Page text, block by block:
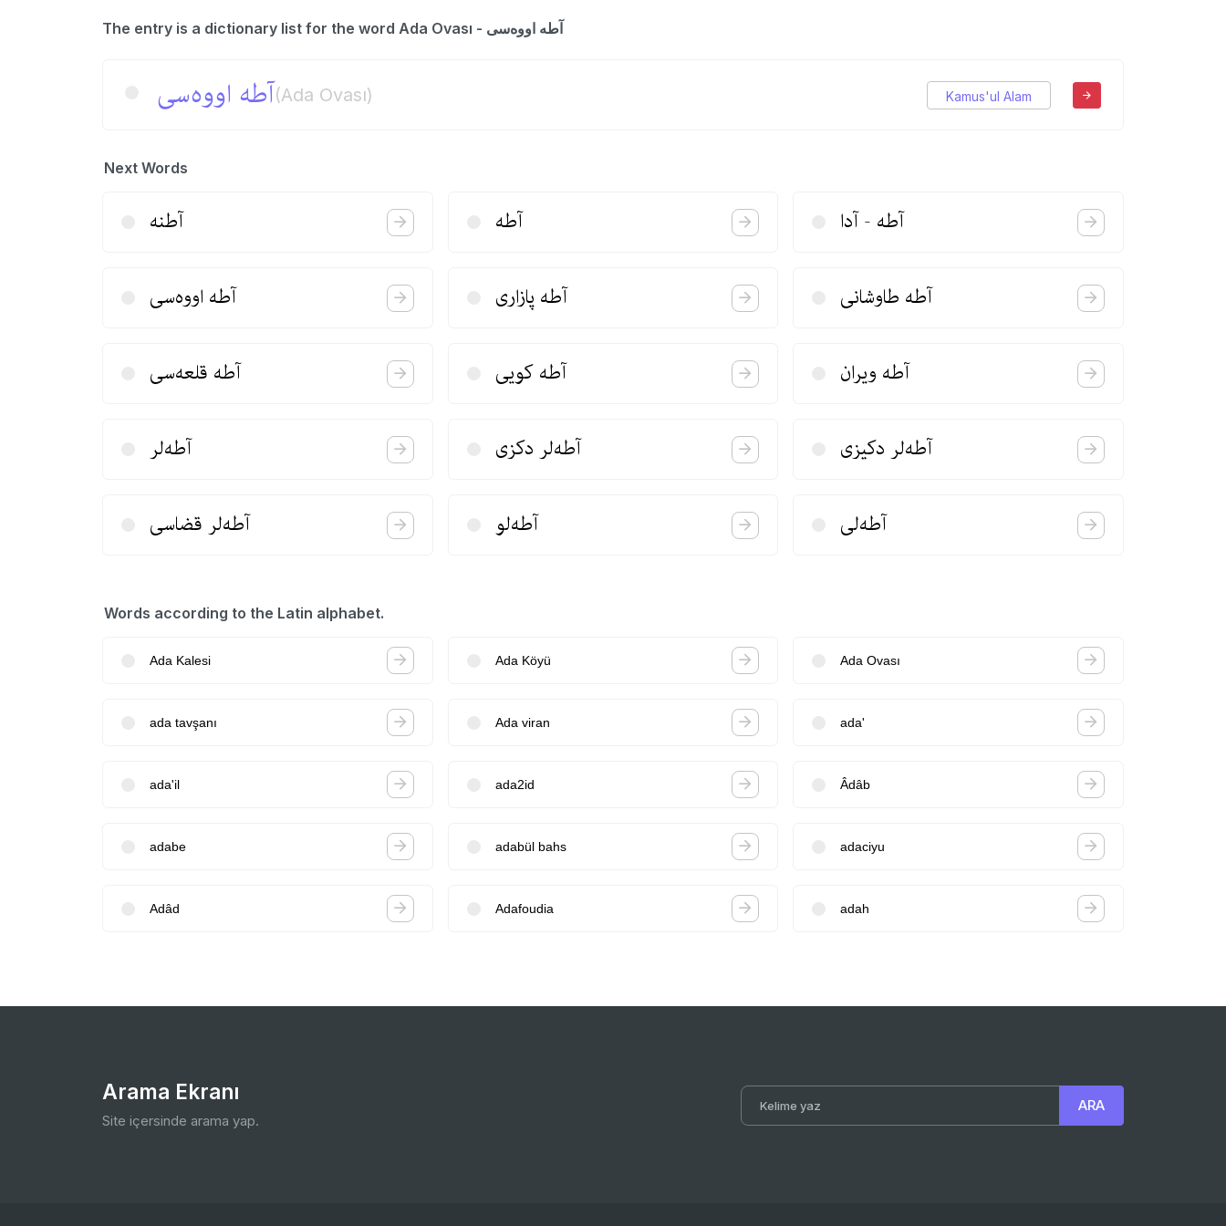
The entry is a dictionary list for the word Ada Ovası - آطه اووه‌سی
آطه اووه‌سی(Ada Ovası) Kamus'ul Alam
Next Words
آطنه آطه آطه‌ - آدا
آطه اووه‌سی آطه پازاری آطه طاوشانی
آطه قلعه‌سی آطه كویی آطه ویران
آطه‌لر آطه‌لر دكزی آطه‌لر دكیزی
آطه‌لر قضاسی آطه‌لو آطه‌لی
Words according to the Latin alphabet.
Ada Kalesi Ada Köyü Ada Ovası
ada tavşanı Ada viran ada'
ada'il ada2id Âdâb
adabe adabül bahs adaciyu
Adâd Adafoudia adah
Arama Ekranı
Site içersinde arama yap.